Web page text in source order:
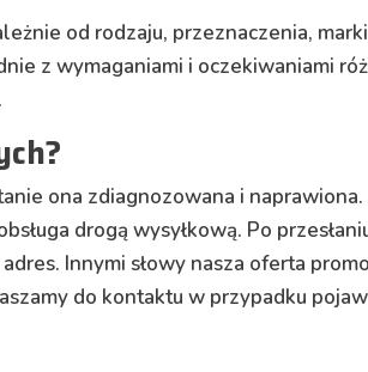
od rodzaju, przeznaczenia,
z wymaganiami i oczekiwaniami
ona zdiagnozowana i
drogą wysyłkową. Po
Innymi słowy nasza oferta
do kontaktu w przypadku